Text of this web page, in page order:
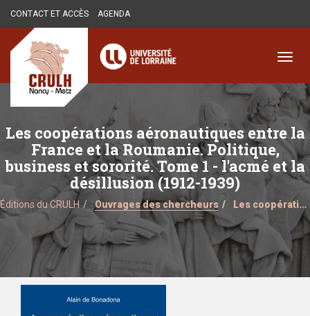
contenu
principal
CONTACT ET ACCÈS AGENDA
Les coopérations aéronautiques entre la
France et la Roumanie. Politique,
business et sororité. Tome 1 - l'acmé et la
désillusion (1912-1939)
Éditions du CRULH Ouvrages des chercheurs Les coopérations aéronautiques entre la France et la Roumanie. Politique, business et sororité. Tome 1 - l'acmé et la désillusion (1912-1939)